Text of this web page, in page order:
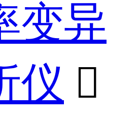
变异
仪 